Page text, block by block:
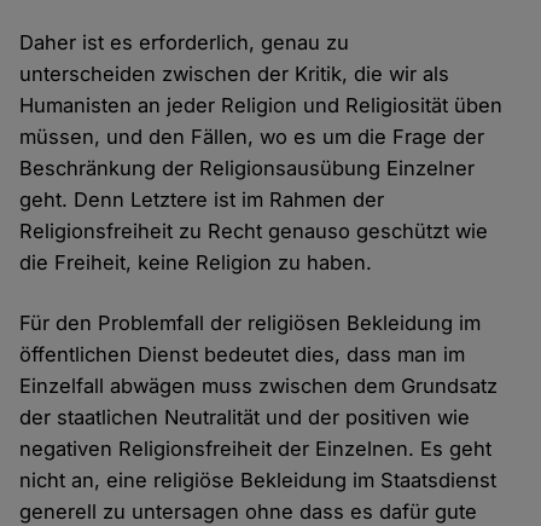
Daher ist es erforderlich, genau zu
unterscheiden zwischen der Kritik, die wir als
Humanisten an jeder Religion und Religiosität üben
müssen, und den Fällen, wo es um die Frage der
Beschränkung der Religionsausübung Einzelner
geht. Denn Letztere ist im Rahmen der
Religionsfreiheit zu Recht genauso geschützt wie
die Freiheit, keine Religion zu haben.
Für den Problemfall der religiösen Bekleidung im
öffentlichen Dienst bedeutet dies, dass man im
Einzelfall abwägen muss zwischen dem Grundsatz
der staatlichen Neutralität und der positiven wie
negativen Religionsfreiheit der Einzelnen. Es geht
nicht an, eine religiöse Bekleidung im Staatsdienst
generell zu untersagen ohne dass es dafür gute